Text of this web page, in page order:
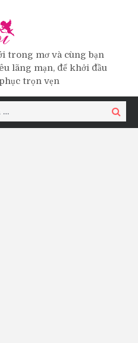
trong mơ và cùng bạn
lãng mạn, để khởi đầu
trọn vẹn
Tìm
kiếm